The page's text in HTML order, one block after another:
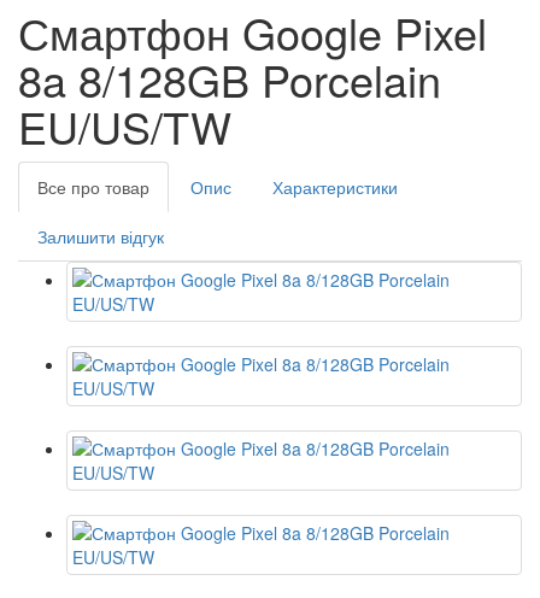
Смартфон Google Pixel
8a 8/128GB Porcelain
EU/US/TW
Все про товар Опис Характеристики
Залишити відгук